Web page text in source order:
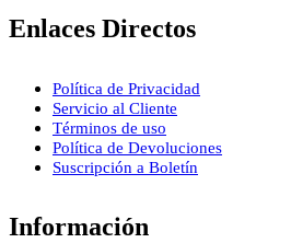
Enlaces Directos
Política de Privacidad
Servicio al Cliente
Términos de uso
Política de Devoluciones
Suscripción a Boletín
Información